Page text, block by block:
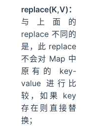
replace(K,V)：
与上面的
replace 不同的
是，此 replace
不会对 Map 中
原有的 key-
value 进行比
较，如果 key
存在则直接替
换；